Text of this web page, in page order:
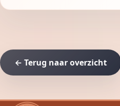
← Terug naar overzicht